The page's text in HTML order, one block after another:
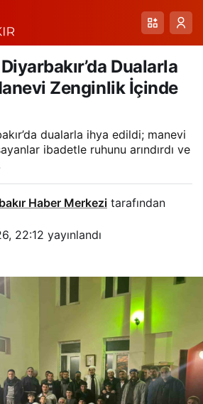
Dualarla
Zenginlik İçinde
dualarla ihya edildi; manevi
ibadetle ruhunu arındırdı ve
Haber Merkezi tarafından
22:12 yayınlandı
Paylaş